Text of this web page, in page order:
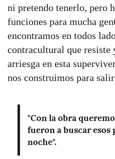
ni pretendo tenerlo, pero
funciones para mucha
encontramos en todos
contracultural que resiste
arriesga en esta
nos construimos para
"Con la obra
fueron a buscar esos
noche".